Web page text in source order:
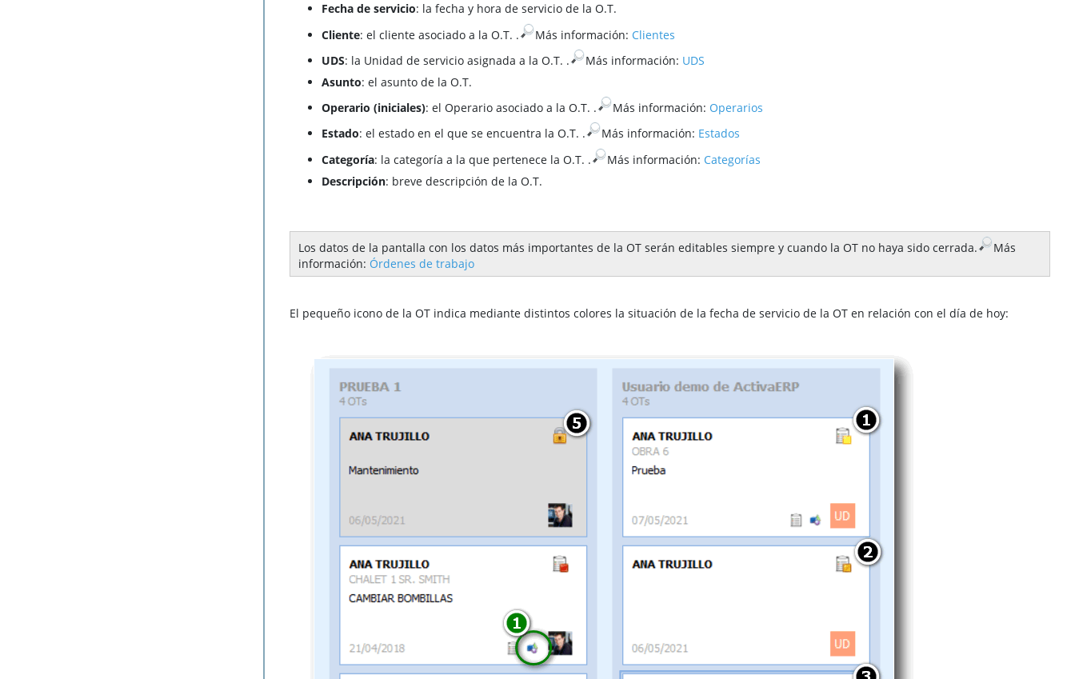
Fecha de servicio: la fecha y hora de servicio de la O.T.
Cliente: el cliente asociado a la O.T. . Más información: Clientes
UDS: la Unidad de servicio asignada a la O.T. . Más información: UDS
Asunto: el asunto de la O.T.
Operario (iniciales): el Operario asociado a la O.T. . Más información: Operarios
Estado: el estado en el que se encuentra la O.T. . Más información: Estados
Categoría: la categoría a la que pertenece la O.T. . Más información: Categorías
Descripción: breve descripción de la O.T.
Los datos de la pantalla con los datos más importantes de la OT serán editables siempre y cuando la OT no haya sido cerrada.
Más
información: Órdenes de trabajo
El pequeño icono de la OT indica mediante distintos colores la situación de la fecha de servicio de la OT en relación con el día de hoy: